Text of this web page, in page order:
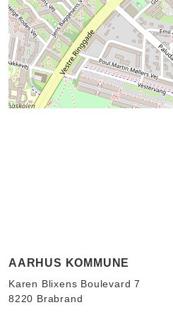
AARHUS KOMMUNE
Karen Blixens Boulevard 7
8220 Brabrand